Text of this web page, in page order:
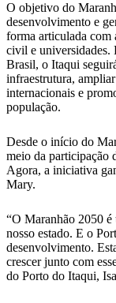
O objetivo do
desenvolvimento e
forma articulada com
civil e universidades.
Brasil, o Itaqui
infraestrutura,
internacionais e
população.
Desde o início do
meio da participação
Agora, a iniciativa
Mary.
“O Maranhão 2050 é
nosso estado. E o
desenvolvimento.
crescer junto com
do Porto do Itaqui,